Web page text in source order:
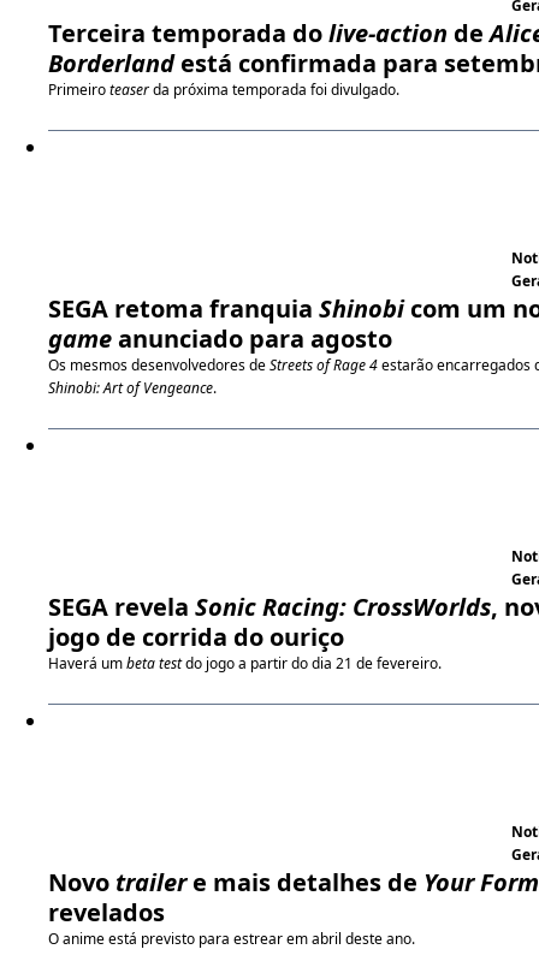
Terceira temporada dolive-action de
Borderlandestá confirmada para
Primeiroteaserda próxima temporada foi divulgado.
SEGA retoma franquia Shinobicom um
gameanunciado para agosto
Os mesmos desenvolvedores deStreets of Rage 4estarão encarregados
Shinobi: Art of Vengeance.
SEGA revela Sonic Racing: CrossWorlds,
jogo de corrida do ouriço
Haverá umbeta testdo jogo a partir do dia 21 de fevereiro.
Novo trailere mais detalhes de Your
revelados
O anime está previsto para estrear em abril deste ano.